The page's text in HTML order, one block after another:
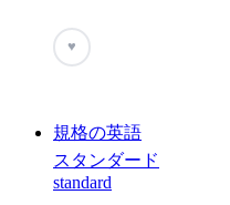
♥
規格の英語
スタンダード
standard